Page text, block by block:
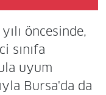
öncesinde,
sınıfa
uyum
Bursa'da da